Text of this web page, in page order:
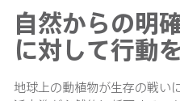
自然からの明
に対して行動
地球上の動植物が生存の戦い